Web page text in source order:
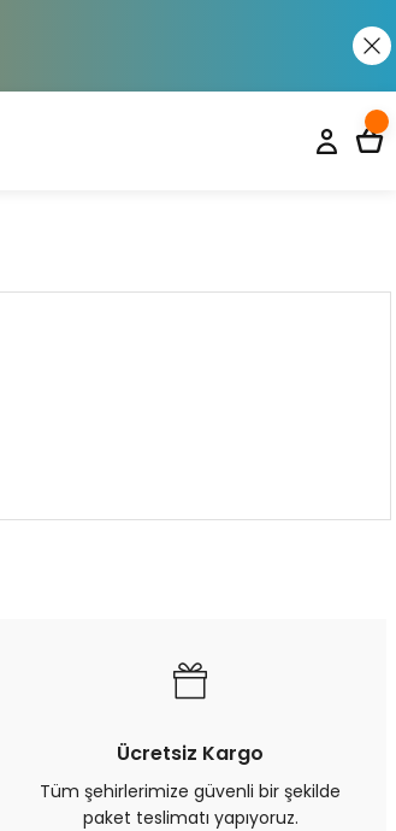
Ücretsiz Kargo
Tüm şehirlerimize güvenli bir şekilde
paket teslimatı yapıyoruz.